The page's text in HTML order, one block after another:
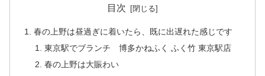
目次
春の上野は昼過ぎに着いたら、既に出遅れた感じです
東京駅でブランチ 博多かねふく ふく竹 東京駅店
春の上野は大賑わい